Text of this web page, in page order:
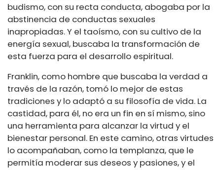
budismo, con su recta conducta, abogaba por la
abstinencia de conductas sexuales
inapropiadas. Y el taoísmo, con su cultivo de la
energía sexual, buscaba la transformación de
esta fuerza para el desarrollo espiritual.
Franklin, como hombre que buscaba la verdad a
través de la razón, tomó lo mejor de estas
tradiciones y lo adaptó a su filosofía de vida. La
castidad, para él, no era un fin en sí mismo, sino
una herramienta para alcanzar la virtud y el
bienestar personal. En este camino, otras virtudes
lo acompañaban, como la templanza, que le
permitía moderar sus deseos y pasiones, y el